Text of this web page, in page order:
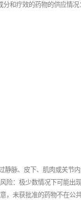
和疗效的药物的供应情
静脉、皮下、肌肉或关
险：极少数情况下可能
未获批准的药物不在